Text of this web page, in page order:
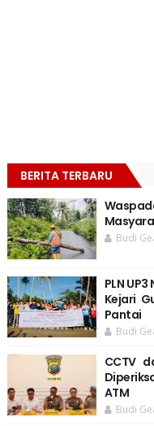
BERITA TERBARU
Budi
PLN
Kejari
Pantai
Budi
CCTV
ATM
Budi